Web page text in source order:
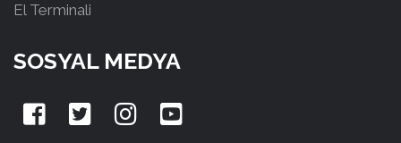
El Terminali
SOSYAL MEDYA